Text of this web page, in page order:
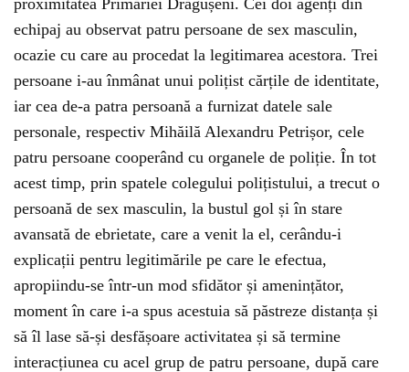
proximitatea Primăriei Drăgușeni. Cei doi agenți din
echipaj au observat patru persoane de sex masculin,
ocazie cu care au procedat la legitimarea acestora. Trei
persoane i-au înmânat unui polițist cărțile de identitate,
iar cea de-a patra persoană a furnizat datele sale
personale, respectiv Mihăilă Alexandru Petrișor, cele
patru persoane cooperând cu organele de poliție. În tot
acest timp, prin spatele colegului polițistului, a trecut o
persoană de sex masculin, la bustul gol și în stare
avansată de ebrietate, care a venit la el, cerându-i
explicații pentru legitimările pe care le efectua,
apropiindu-se într-un mod sfidător și amenințător,
moment în care i-a spus acestuia să păstreze distanța și
să îl lase să-și desfășoare activitatea și să termine
interacțiunea cu acel grup de patru persoane, după care